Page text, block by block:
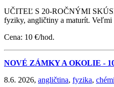
UČITEĽ S 20-ROČNÝMI
fyziky, angličtiny a maturít. Veľmi
Cena: 10 €/hod.
NOVÉ ZÁMKY A OKOLIE -
8.6. 2026, angličtina, fyzika,